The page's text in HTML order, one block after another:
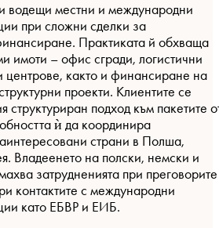
водещи местни и международни
при сложни сделки за
Практиката й обхваща
имоти – офис сгради, логистични
центрове, както и финансиране на
проекти. Клиентите се
структуриран подход към пакетите
ѝ да координира
страни в Полша,
Владеенето на полски, немски и
затрудненията при преговорите
контактите с международни
като ЕБВР и ЕИБ.